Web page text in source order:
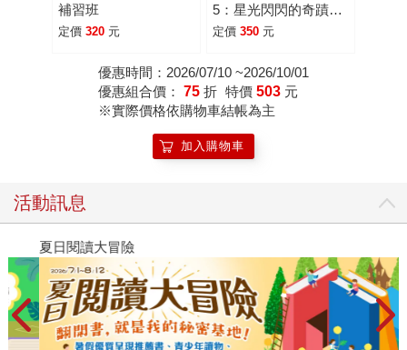
補習班
定價 320 元
5：星光閃閃的奇蹟舞
臺
定價 350 元
優惠時間：2026/07/10 ~2026/10/01
優惠組合價： 75 折 特價 503 元
※實際價格依購物車結帳為主
加入購物車
活動訊息
夏日閱讀大冒險